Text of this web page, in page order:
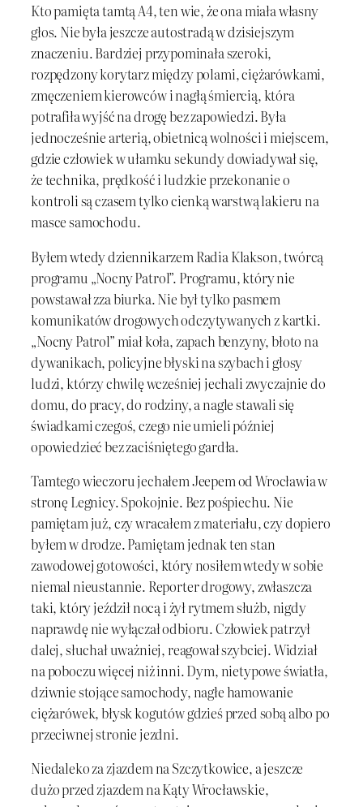
Kto pamięta tamtą A4, ten wie, że ona miała własny
głos. Nie była jeszcze autostradą w dzisiejszym
znaczeniu. Bardziej przypominała szeroki,
rozpędzony korytarz między polami, ciężarówkami,
zmęczeniem kierowców i nagłą śmiercią, która
potrafiła wyjść na drogę bez zapowiedzi. Była
jednocześnie arterią, obietnicą wolności i miejscem,
gdzie człowiek w ułamku sekundy dowiadywał się,
że technika, prędkość i ludzkie przekonanie o
kontroli są czasem tylko cienką warstwą lakieru na
masce samochodu.
Byłem wtedy dziennikarzem Radia Klakson, twórcą
programu „Nocny Patrol”. Programu, który nie
powstawał zza biurka. Nie był tylko pasmem
komunikatów drogowych odczytywanych z kartki.
„Nocny Patrol” miał koła, zapach benzyny, błoto na
dywanikach, policyjne błyski na szybach i głosy
ludzi, którzy chwilę wcześniej jechali zwyczajnie do
domu, do pracy, do rodziny, a nagle stawali się
świadkami czegoś, czego nie umieli później
opowiedzieć bez zaciśniętego gardła.
Tamtego wieczoru jechałem Jeepem od Wrocławia w
stronę Legnicy. Spokojnie. Bez pośpiechu. Nie
pamiętam już, czy wracałem z materiału, czy dopiero
byłem w drodze. Pamiętam jednak ten stan
zawodowej gotowości, który nosiłem wtedy w sobie
niemal nieustannie. Reporter drogowy, zwłaszcza
taki, który jeździł nocą i żył rytmem służb, nigdy
naprawdę nie wyłączał odbioru. Człowiek patrzył
dalej, słuchał uważniej, reagował szybciej. Widział
na poboczu więcej niż inni. Dym, nietypowe światła,
dziwnie stojące samochody, nagłe hamowanie
ciężarówek, błysk kogutów gdzieś przed sobą albo po
przeciwnej stronie jezdni.
Niedaleko za zjazdem na Szczytkowice, a jeszcze
dużo przed zjazdem na Kąty Wrocławskie,